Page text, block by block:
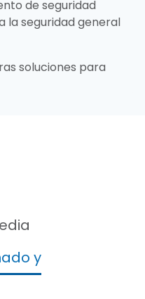
de seguridad
la seguridad general
soluciones para
y